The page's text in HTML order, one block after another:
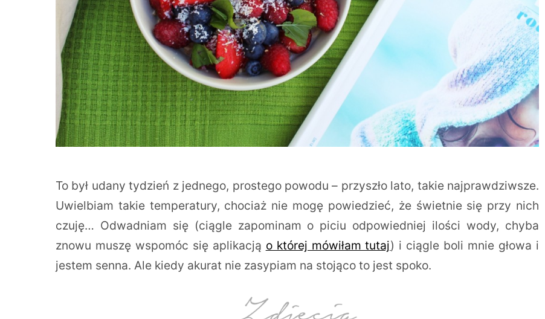
To był udany tydzień z jednego, prostego powodu – przyszło lato, takie najprawdziwsze.
Uwielbiam takie temperatury, chociaż nie mogę powiedzieć, że świetnie się przy nich
czuję… Odwadniam się (ciągle zapominam o piciu odpowiedniej ilości wody, chyba
znowu muszę wspomóc się aplikacją o której mówiłam tutaj) i ciągle boli mnie głowa i
jestem senna. Ale kiedy akurat nie zasypiam na stojąco to jest spoko.